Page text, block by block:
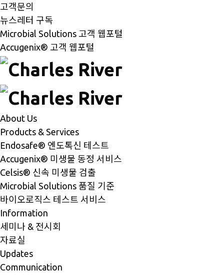
고객문의
뉴스레터 구독
Microbial Solutions 고객 웹포털
Accugenix® 고객 웹포털
About Us
Products & Services
Endosafe® 엔도톡신 테스트
Accugenix® 미생물 동정 서비스
Celsis® 신속 미생물 검출
Microbial Solutions 품질 기준
바이오로직스 테스트 서비스
Information
세미나 & 전시회
자료실
Updates
Communication